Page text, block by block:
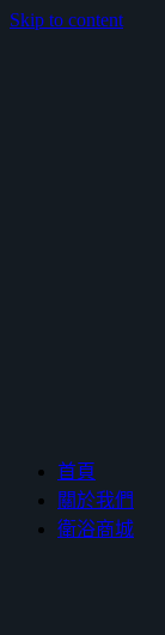
Skip to content
首頁
關於我們
衛浴商城